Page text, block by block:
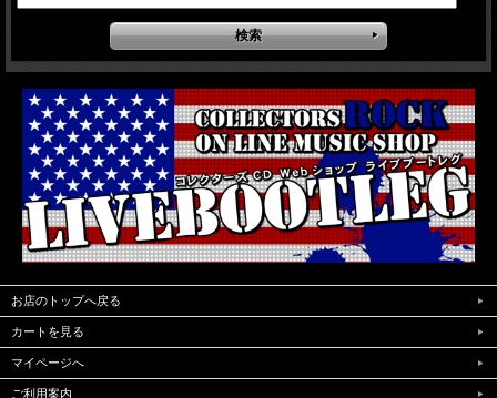
お店のトップへ戻る
カートを見る
マイページへ
ご利用案内